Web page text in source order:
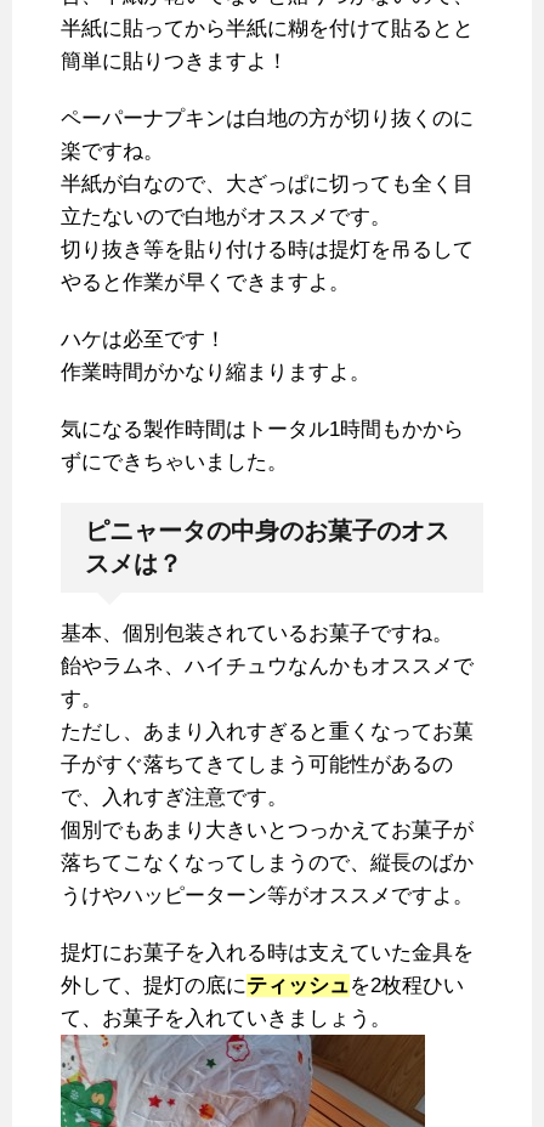
半紙に貼ってから半紙に糊を付けて貼るとと
簡単に貼りつきますよ！
ペーパーナプキンは白地の方が切り抜くのに
楽ですね。
半紙が白なので、大ざっぱに切っても全く目
立たないので白地がオススメです。
切り抜き等を貼り付ける時は提灯を吊るして
やると作業が早くできますよ。
ハケは必至です！
作業時間がかなり縮まりますよ。
気になる製作時間はトータル1時間もかから
ずにできちゃいました。
ピニャータの中身のお菓子のオス
スメは？
基本、個別包装されているお菓子ですね。
飴やラムネ、ハイチュウなんかもオススメで
す。
ただし、あまり入れすぎると重くなってお菓
子がすぐ落ちてきてしまう可能性があるの
で、入れすぎ注意です。
個別でもあまり大きいとつっかえてお菓子が
落ちてこなくなってしまうので、縦長のばか
うけやハッピーターン等がオススメですよ。
提灯にお菓子を入れる時は支えていた金具を
外して、提灯の底にティッシュを2枚程ひい
て、お菓子を入れていきましょう。